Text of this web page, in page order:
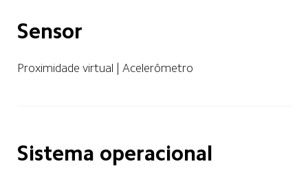
Sensor
Proximidade virtual | Acelerômetro
Sistema operacional